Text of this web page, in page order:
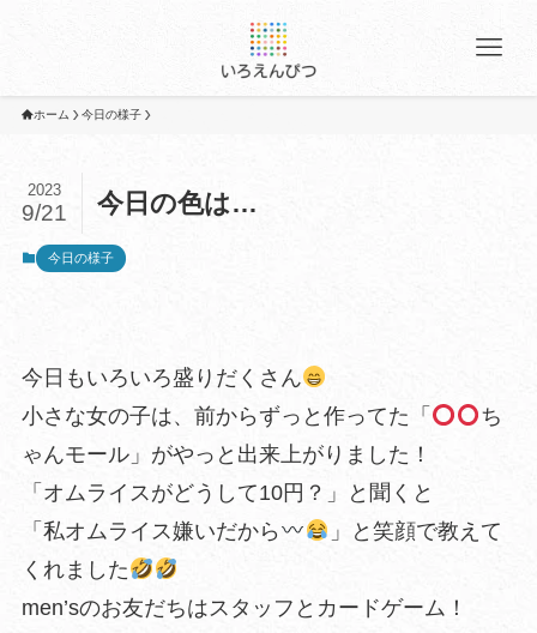
ホーム 今日の様子
今日の色は…
2023
9/21
今日の様子
今日もいろいろ盛りだくさん
小さな女の子は、前からずっと作ってた「
ち
ゃんモール」がやっと出来上がりました！
「オムライスがどうして10円？」と聞くと
「私オムライス嫌いだから
」と笑顔で教えて
くれました
men’sのお友だちはスタッフとカードゲーム！